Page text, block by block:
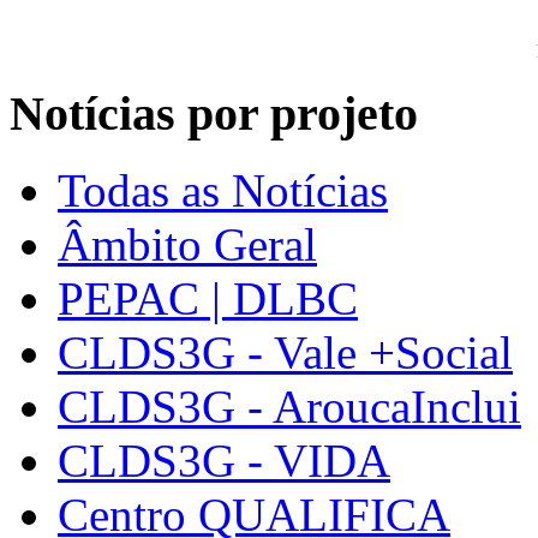
Notícias por projeto
Todas as Notícias
Âmbito Geral
PEPAC | DLBC
CLDS3G - Vale +Social
CLDS3G - AroucaInclui
CLDS3G - VIDA
Centro QUALIFICA